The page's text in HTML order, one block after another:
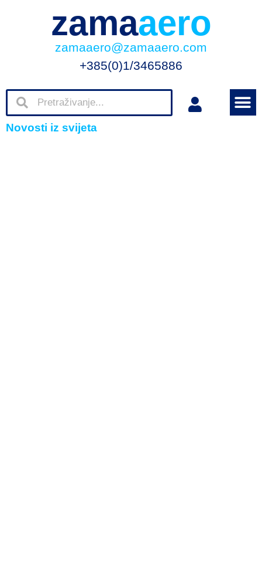
zamaaero
zamaaero@zamaaero.com
+385(0)1/3465886
Novosti iz svijeta